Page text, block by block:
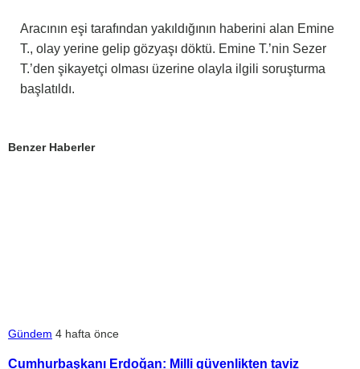
Aracının eşi tarafından yakıldığının haberini alan Emine
T., olay yerine gelip gözyaşı döktü. Emine T.’nin Sezer
T.’den şikayetçi olması üzerine olayla ilgili soruşturma
başlatıldı.
Benzer Haberler
Gündem 4 hafta önce
Cumhurbaşkanı Erdoğan: Milli güvenlikten taviz